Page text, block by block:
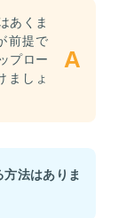
あくま
前提で
プロー
ましょ
A
法はありま